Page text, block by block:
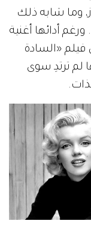
وما شابه ذلك
أدائها أغنية
«السادة
عام 1953، فإنها لم ترتدِ سوى